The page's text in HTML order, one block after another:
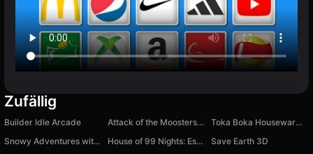
Zufällig
Builder Idle Arcade Attack of the Moosters: Bubble Sort
Toka Boka Housewarming
Snowy Adventures with Noob and Pro!
House of 99 Nights: Escape
Save Earth 3D